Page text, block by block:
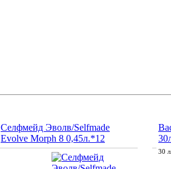
Селфмейд Эволв/Selfmade
Evolve Morph 8 0,45л.*12
30 л.